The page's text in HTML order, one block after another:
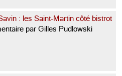
: les Saint-Martin côté bistrot
par Gilles Pudlowski